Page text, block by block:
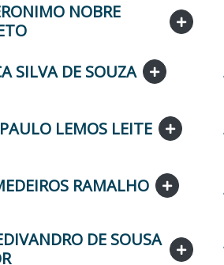
NOBRE
SILVA DE SOUZA
LEMOS LEITE
RAMALHO
DE SOUSA